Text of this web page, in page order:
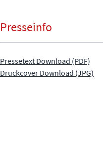
Presseinfo
Pressetext Download (PDF)
Druckcover Download (JPG)